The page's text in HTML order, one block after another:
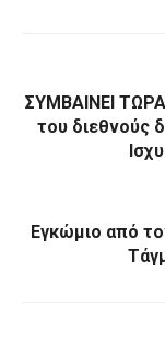
ΣΥΜΒΑΙΝΕΙ
του διεθνούς
Εγκώμιο από